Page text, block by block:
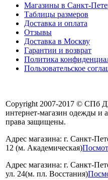
Магазины в Санкт-
Таблицы размеров
Доставка и оплата
Отзывы
Доставка в Москву
Гарантии и возврат
Политика
Пользовательское
Copyright 2007-2017 ©
интернет-магазин одежды и
права защищены.
Адрес магазина: г. Санкт-
12 (м. Академическая)
Адрес магазина: г. Санкт-
ул. 24(м. пл. Восстания)